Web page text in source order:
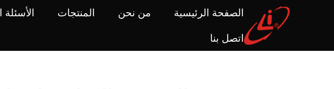
الصفحة الرئيسية من نحن المنتجات الأسئلة
اتصل بنا